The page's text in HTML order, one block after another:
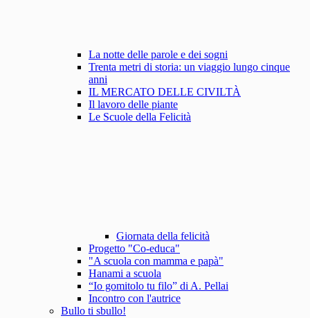
La notte delle parole e dei sogni
Trenta metri di storia: un viaggio lungo cinque
anni
IL MERCATO DELLE CIVILTÀ
Il lavoro delle piante
Le Scuole della Felicità
Giornata della felicità
Progetto "Co-educa"
"A scuola con mamma e papà"
Hanami a scuola
“Io gomitolo tu filo” di A. Pellai
Incontro con l'autrice
Bullo ti sbullo!